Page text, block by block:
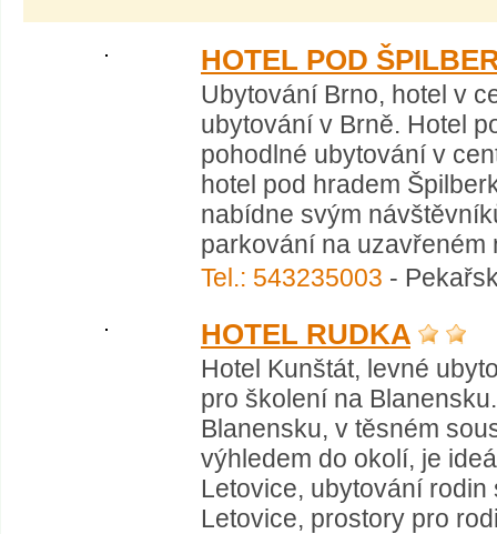
HOTEL POD
Ubytování Brno, hotel v
ubytování v Brně. Hotel
pohodlné ubytování v
hotel pod hradem
nabídne svým
parkování na uzavřeném
Tel.: 543235003 -
HOTEL RUDKA
Hotel Kunštát, levné
pro školení na
Blanensku, v těsném
výhledem do okolí, je
Letovice, ubytování
Letovice, prostory pro